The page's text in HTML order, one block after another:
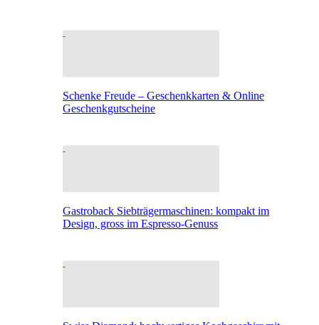
Schenke Freude – Geschenkkarten & Online
Geschenkgutscheine
Gastroback Siebträgermaschinen: kompakt im
Design, gross im Espresso-Genuss